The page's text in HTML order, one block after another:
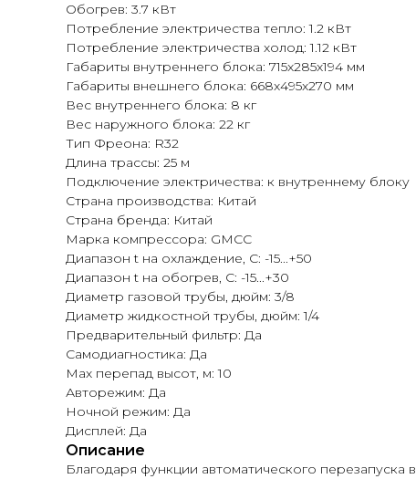
Обогрев: 3.7 кВт
Потребление электричества тепло: 1.2 кВт
Потребление электричества холод: 1.12 кВт
Габариты внутреннего блока: 715x285x194 мм
Габариты внешнего блока: 668x495x270 мм
Вес внутреннего блока: 8 кг
Вес наружного блока: 22 кг
Тип Фреона: R32
Длина трассы: 25 м
Подключение электричества: к внутреннему блоку
Страна производства: Китай
Страна бренда: Китай
Марка компрессора: GMCC
Диапазон t на охлаждение, С: -15...+50
Диапазон t на обогрев, С: -15...+30
Диаметр газовой трубы, дюйм: 3/8
Диаметр жидкостной трубы, дюйм: 1/4
Предварительный фильтр: Да
Самодиагностика: Да
Max перепад высот, м: 10
Авторежим: Да
Ночной режим: Да
Дисплей: Да
Описание
Благодаря функции автоматического